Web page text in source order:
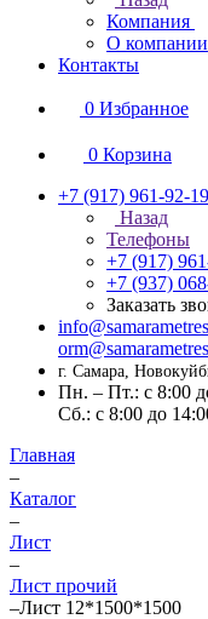
Компания
О компании
Контакты
0 Избранное
0 Корзина
+7 (917) 961-92-19
Назад
Телефоны
+7 (917)
+7 (937)
Заказать
г. Самара,
Пн. – Пт.: с 8:00
Cб.: с 8:00 до
Главная
–
Каталог
–
Лист
–
Лист прочий
–Лист 12*1500*1500